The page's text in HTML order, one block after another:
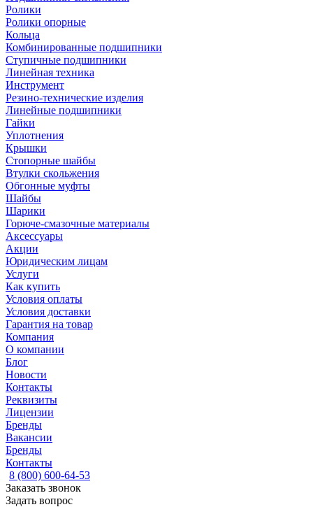
Ролики
Ролики опорные
Кольца
Комбинированные подшипники
Ступичные подшипники
Линейная техника
Инструмент
Резино-технические изделия
Линейные подшипники
Гайки
Уплотнения
Крышки
Стопорные шайбы
Втулки скольжения
Обгонные муфты
Шайбы
Шарики
Горюче-смазочные материалы
Аксессуары
Акции
Юридическим лицам
Услуги
Как купить
Условия оплаты
Условия доставки
Гарантия на товар
Компания
О компании
Блог
Новости
Контакты
Реквизиты
Лицензии
Бренды
Вакансии
Бренды
Контакты
8 (800) 600-64-53
Заказать звонок
Задать вопрос